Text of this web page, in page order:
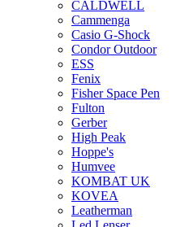
CALDWELL
Cammenga
Casio G-Shock
Condor Outdoor
ESS
Fenix
Fisher Space Pen
Fulton
Gerber
High Peak
Hoppe's
Humvee
KOMBAT UK
KOVEA
Leatherman